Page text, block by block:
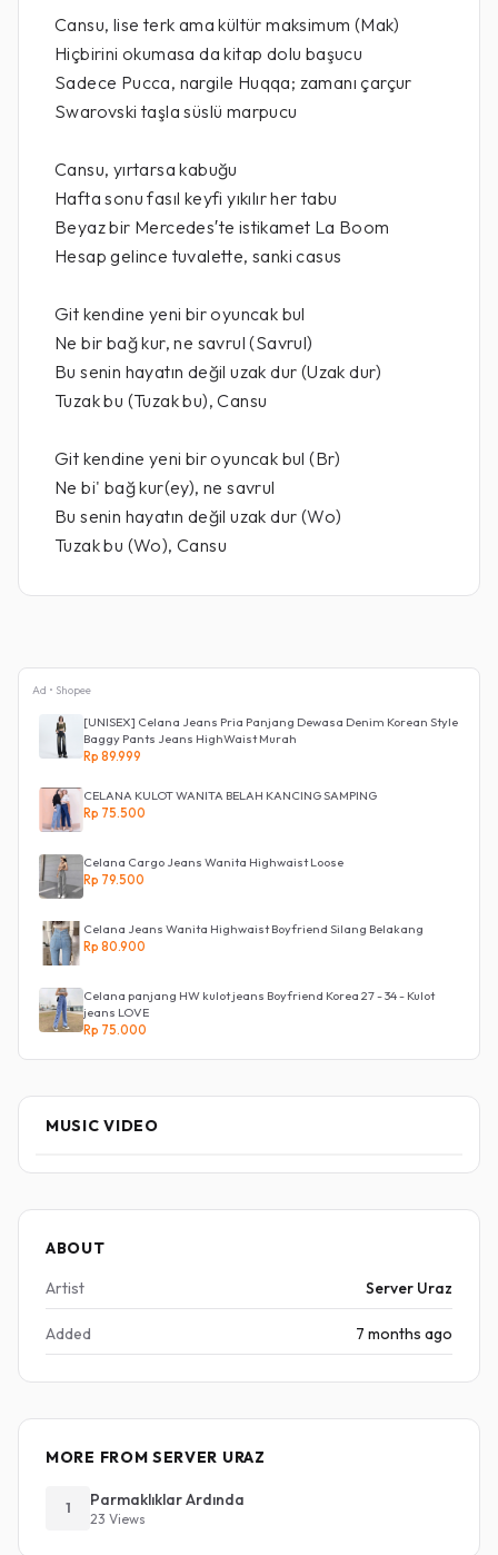
Cansu, lise terk ama kültür maksimum (Mak)
Hiçbirini okumasa da kitap dolu başucu
Sadece Pucca, nargile Huqqa; zamanı çarçur
Swarovski taşla süslü marpucu
Cansu, yırtarsa kabuğu
Hafta sonu fasıl keyfi yıkılır her tabu
Beyaz bir Mercedes′te istikamet La Boom
Hesap gelince tuvalette, sanki casus
Git kendine yeni bir oyuncak bul
Ne bir bağ kur, ne savrul (Savrul)
Bu senin hayatın değil uzak dur (Uzak dur)
Tuzak bu (Tuzak bu), Cansu
Git kendine yeni bir oyuncak bul (Br)
Ne bi' bağ kur(ey), ne savrul
Bu senin hayatın değil uzak dur (Wo)
Tuzak bu (Wo), Cansu
Ad • Shopee
[UNISEX] Celana Jeans Pria Panjang Dewasa Denim Korean Style
Baggy Pants Jeans HighWaist Murah
Rp 89.999
CELANA KULOT WANITA BELAH KANCING SAMPING
Rp 75.500
Celana Cargo Jeans Wanita Highwaist Loose
Rp 79.500
Celana Jeans Wanita Highwaist Boyfriend Silang Belakang
Rp 80.900
Celana panjang HW kulot jeans Boyfriend Korea 27 - 34 - Kulot
jeans LOVE
Rp 75.000
MUSIC VIDEO
ABOUT
Artist
Server Uraz
Added 7 months ago
MORE FROM SERVER URAZ
1 Parmaklıklar Ardında
23 Views